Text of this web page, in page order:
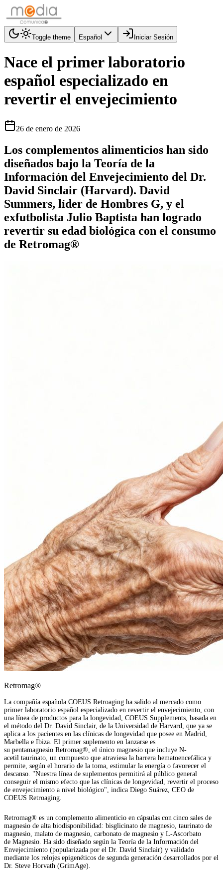
Toggle theme Español Iniciar Sesión
Nace el primer laboratorio
español especializado en
revertir el envejecimiento
26 de enero de 2026
Los complementos alimenticios han sido
diseñados bajo la Teoría de la
Información del Envejecimiento del Dr.
David Sinclair (Harvard). David
Summers, líder de Hombres G, y el
exfutbolista Julio Baptista han logrado
revertir su edad biológica con el consumo
de Retromag®
Retromag®
La compañía española COEUS Retroaging ha salido al mercado como
primer laboratorio español especializado en revertir el envejecimiento, con
una línea de productos para la longevidad, COEUS Supplements, basada en
el método del Dr. David Sinclair, de la Universidad de Harvard, que ya se
aplica a los pacientes en las clínicas de longevidad que posee en Madrid,
Marbella e Ibiza. El primer suplemento en lanzarse es
su pentamagnesio Retromag®, el único magnesio que incluye N-
acetil taurinato, un compuesto que atraviesa la barrera hematoencefálica y
permite, según el horario de la toma, estimular la energía o favorecer el
descanso. "Nuestra línea de suplementos permitirá al público general
conseguir el mismo efecto que las clínicas de longevidad, revertir el proceso
de envejecimiento a nivel biológico", indica Diego Suárez, CEO de
COEUS Retroaging.
Retromag® es un complemento alimenticio en cápsulas con cinco sales de
magnesio de alta biodisponibilidad: bisglicinato de magnesio, taurinato de
magnesio, malato de magnesio, carbonato de magnesio y L-Ascorbato
de Magnesio. Ha sido diseñado según la Teoría de la Información del
Envejecimiento (popularizada por el Dr. David Sinclair) y validado
mediante los relojes epigenéticos de segunda generación desarrollados por el
Dr. Steve Horvath (GrimAge).